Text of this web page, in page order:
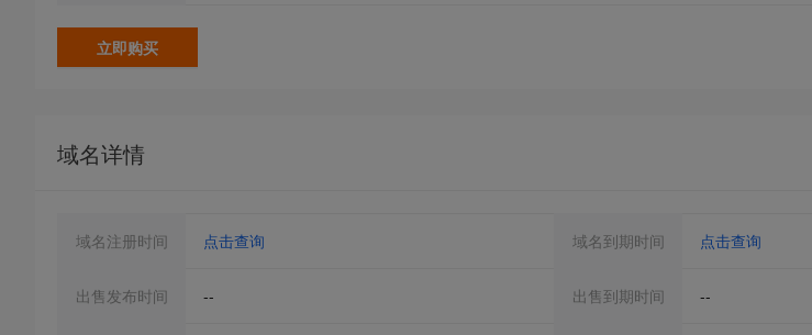
立即购买
域名详情
域名注册时间 点击查询 域名到期时间 点击查询
出售发布时间 -- 出售到期时间 --